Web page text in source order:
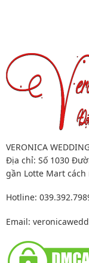
VERONICA
Địa chỉ: Số 1030
gần Lotte Mart cách
Hotline:
Email: